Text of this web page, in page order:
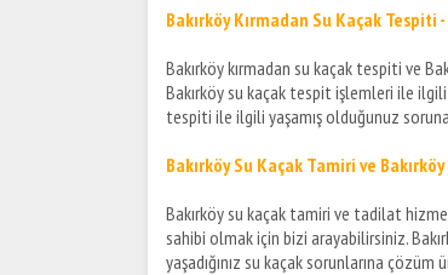
Bakırköy Kırmadan Su Kaçak Tespiti
Bakırköy kırmadan su kaçak tespiti ve
Bakırköy su kaçak tespit işlemleri ile
tespiti ile ilgili yaşamış olduğunuz
Bakırköy Su Kaçak Tamiri ve
Bakırköy su kaçak tamiri ve tadilat
sahibi olmak için bizi arayabilirsiniz.
yaşadığınız su kaçak sorunlarına